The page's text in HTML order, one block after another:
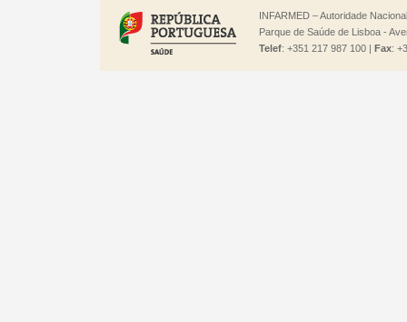
INFARMED – Autoridade
Parque de Saúde de Lisboa -
Telef: +351 217 987 100 | Fax: